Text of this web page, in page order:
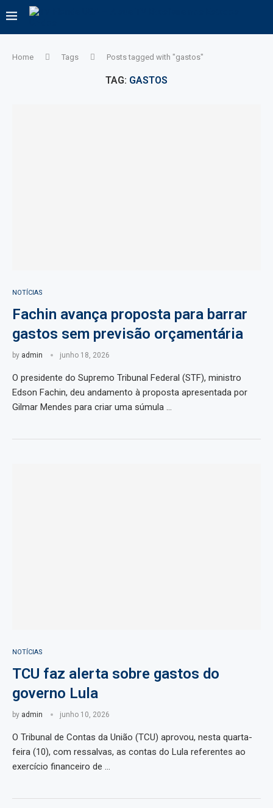
Home Tags Posts tagged with "gastos"
TAG: GASTOS
NOTÍCIAS
Fachin avança proposta para barrar
gastos sem previsão orçamentária
by admin junho 18, 2026
O presidente do Supremo Tribunal Federal (STF), ministro
Edson Fachin, deu andamento à proposta apresentada por
Gilmar Mendes para criar uma súmula …
NOTÍCIAS
TCU faz alerta sobre gastos do
governo Lula
by admin junho 10, 2026
O Tribunal de Contas da União (TCU) aprovou, nesta quarta-
feira (10), com ressalvas, as contas do Lula referentes ao
exercício financeiro de …